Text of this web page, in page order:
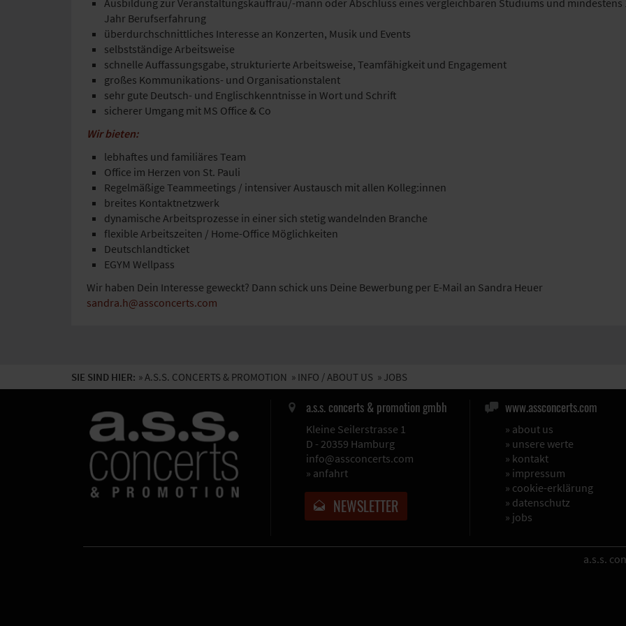
Ausbildung zur Veranstaltungskauffrau/-mann oder Abschluss eines vergleichbaren Studiums und mindestens
Jahr Berufserfahrung
überdurchschnittliches Interesse an Konzerten, Musik und Events
selbstständige Arbeitsweise
schnelle Auffassungsgabe, strukturierte Arbeitsweise, Teamfähigkeit und Engagement
großes Kommunikations- und Organisationstalent
sehr gute Deutsch- und Englischkenntnisse in Wort und Schrift
sicherer Umgang mit MS Office & Co
Wir bieten:
lebhaftes und familiäres Team
Office im Herzen von St. Pauli
Regelmäßige Teammeetings / intensiver Austausch mit allen Kolleg:innen
breites Kontaktnetzwerk
dynamische Arbeitsprozesse in einer sich stetig wandelnden Branche
flexible Arbeitszeiten / Home-Office Möglichkeiten
Deutschlandticket
EGYM Wellpass
Wir haben Dein Interesse geweckt? Dann schick uns Deine Bewerbung per E-Mail an Sandra Heuer
sandra.h@assconcerts.com
SIE SIND HIER: »A.S.S. CONCERTS & PROMOTION » INFO / ABOUT US » JOBS
a.s.s. concerts & promotion gmbh
Kleine Seilerstrasse 1
D - 20359 Hamburg
info@assconcerts.com
» anfahrt
NEWSLETTER
www.assconcerts.com
» about us
» unsere werte
» kontakt
» impressum
» cookie-erklärung
» datenschutz
» jobs
a.s.s.